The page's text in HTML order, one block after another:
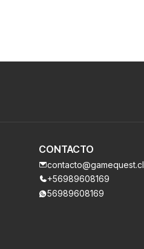
CONTACTO
contacto@gamequest.cl
+56989608169
56989608169